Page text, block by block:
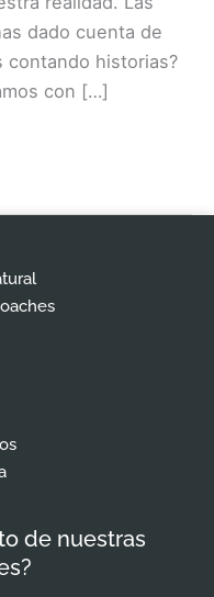
dado cuenta de
contando historias?
con […]
de nuestras